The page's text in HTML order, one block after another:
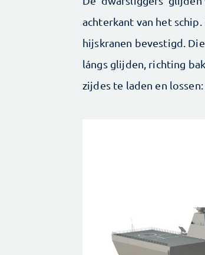
achterkant van het
hijskranen bevestigd.
lángs glijden, richting
zijdes te laden en